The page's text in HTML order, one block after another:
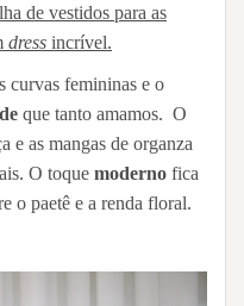
de vestidos para as
dress incrível.
curvas femininas e o
que tanto amamos. O
e as mangas de organza
O toque moderno fica
o paetê e a renda floral.